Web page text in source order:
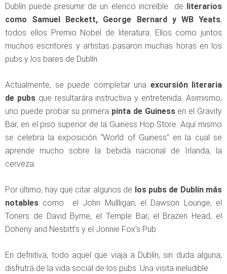
Dublín puede presumir de un elenco increíble de literarios
como Samuel Beckett, George Bernard y WB Yeats,
todos ellos Premio Nobel de literatura. Ellos como juntos
muchos escritores y artistas pasaron muchas horas en los
pubs y los bares de Dublín.
Actualmente, se puede completar una excursión literaria
de pubsque resultarára instructiva y entretenida. Asimismo,
uno puede probar su primera pinta de Guinessen el Gravity
Bar, en el piso superior de la Guiness Hop Store. Aquí mismo
se celebra la exposición “World of Guiness” en la cual se
aprende mucho sobre la bebida nacional de Irlanda, la
cerveza.
Por último, hay que citar algunos de los pubs de Dublín más
notables como el John Mullligan, el Dawson Lounge, el
Toners de David Byrne, el Temple Bar, el Brazen Head, el
Doheny and Nesbitt’s y el Jonnie Fox’s Pub.
En defnitiva, todo aquel que viaja a Dublín, sin duda alguna,
disfrutrá de la vida social de los pubs. Una visita ineludible.